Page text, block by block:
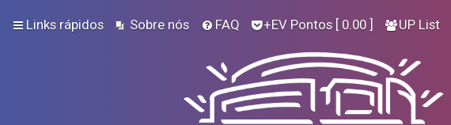
Links rápidos Sobre nós FAQ +EV Pontos [ 0.00 ] UP List